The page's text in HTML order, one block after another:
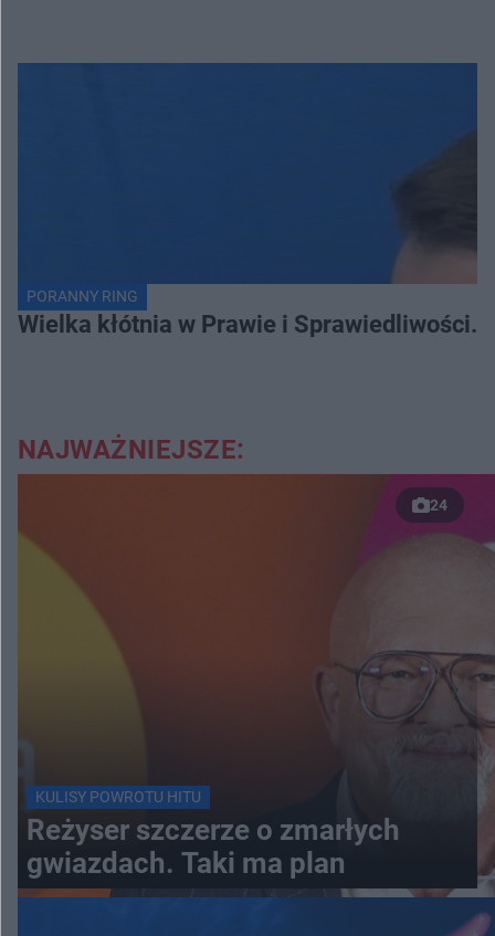
PORANNY RING
Wielka kłótnia w Prawie i Sprawiedliwości.
NAJWAŻNIEJSZE:
24
KULISY POWROTU HITU
Reżyser szczerze o zmarłych
gwiazdach. Taki ma plan